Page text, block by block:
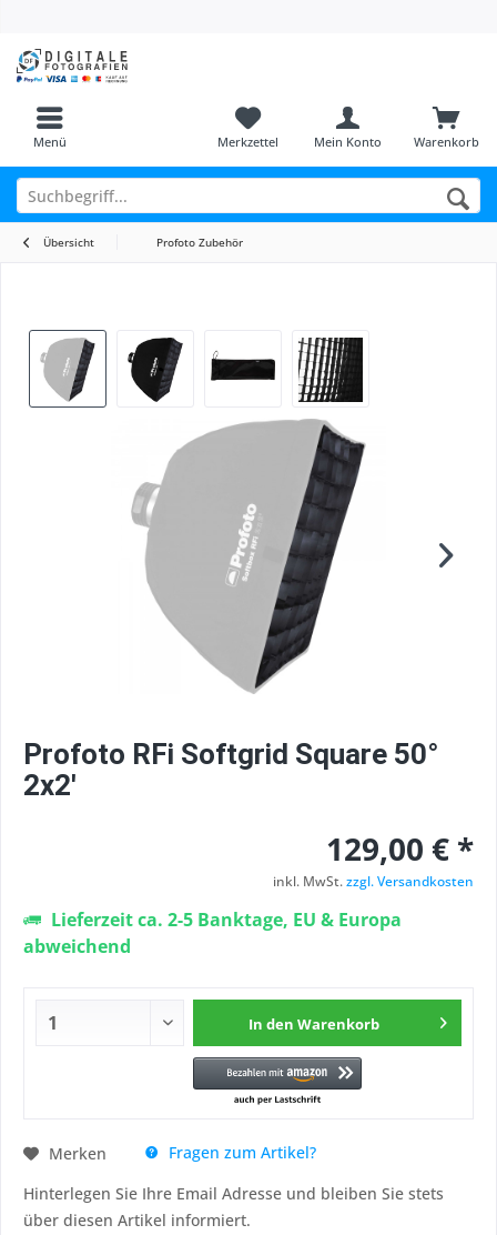
Menü Warenkorb
Merkzettel Mein Konto
Übersicht Profoto Zubehör
Profoto RFi Softgrid Square 50°
2x2'
129,00 € *
inkl. MwSt.zzgl. Versandkosten
Lieferzeit ca. 2-5 Banktage, EU & Europa
abweichend
In den Warenkorb
Merken
Fragen zum Artikel?
Hinterlegen Sie Ihre Email Adresse und bleiben Sie stets
über diesen Artikel informiert.